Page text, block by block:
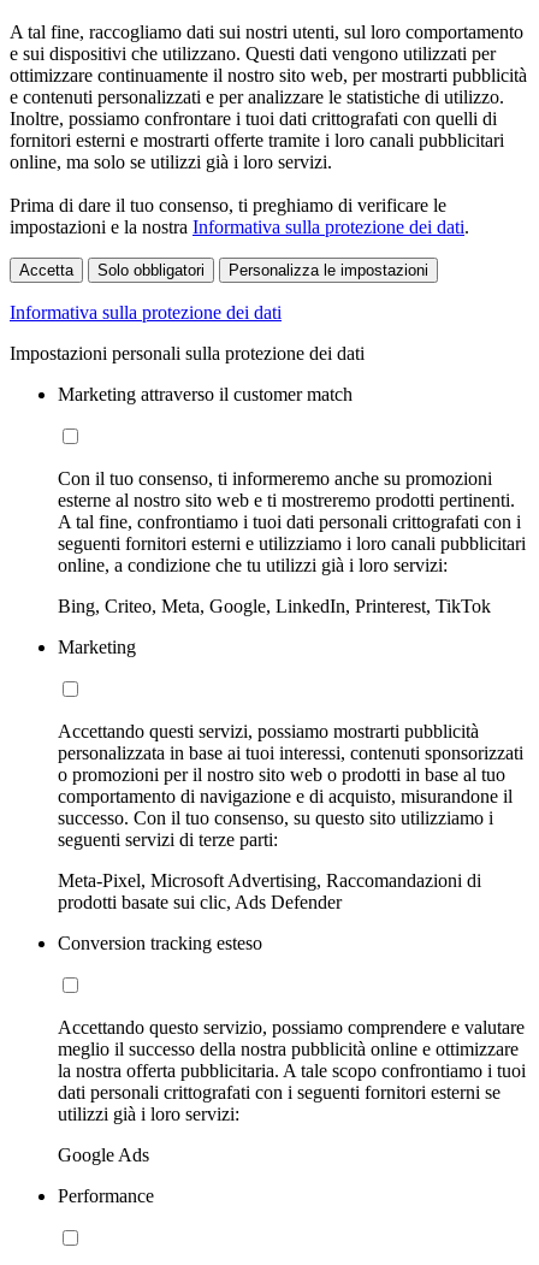
A tal fine, raccogliamo dati sui nostri utenti, sul loro comportamento
e sui dispositivi che utilizzano. Questi dati vengono utilizzati per
ottimizzare continuamente il nostro sito web, per mostrarti pubblicità
e contenuti personalizzati e per analizzare le statistiche di utilizzo.
Inoltre, possiamo confrontare i tuoi dati crittografati con quelli di
fornitori esterni e mostrarti offerte tramite i loro canali pubblicitari
online, ma solo se utilizzi già i loro servizi.
Prima di dare il tuo consenso, ti preghiamo di verificare le
impostazioni e la nostra Informativa sulla protezione dei dati.
Accetta Solo obbligatori Personalizza le impostazioni
Informativa sulla protezione dei dati
Impostazioni personali sulla protezione dei dati
Marketing attraverso il customer match
Con il tuo consenso, ti informeremo anche su promozioni
esterne al nostro sito web e ti mostreremo prodotti pertinenti.
A tal fine, confrontiamo i tuoi dati personali crittografati con i
seguenti fornitori esterni e utilizziamo i loro canali pubblicitari
online, a condizione che tu utilizzi già i loro servizi:
Bing, Criteo, Meta, Google, LinkedIn, Printerest, TikTok
Marketing
Accettando questi servizi, possiamo mostrarti pubblicità
personalizzata in base ai tuoi interessi, contenuti sponsorizzati
o promozioni per il nostro sito web o prodotti in base al tuo
comportamento di navigazione e di acquisto, misurandone il
successo. Con il tuo consenso, su questo sito utilizziamo i
seguenti servizi di terze parti:
Meta-Pixel, Microsoft Advertising, Raccomandazioni di
prodotti basate sui clic, Ads Defender
Conversion tracking esteso
Accettando questo servizio, possiamo comprendere e valutare
meglio il successo della nostra pubblicità online e ottimizzare
la nostra offerta pubblicitaria. A tale scopo confrontiamo i tuoi
dati personali crittografati con i seguenti fornitori esterni se
utilizzi già i loro servizi:
Google Ads
Performance